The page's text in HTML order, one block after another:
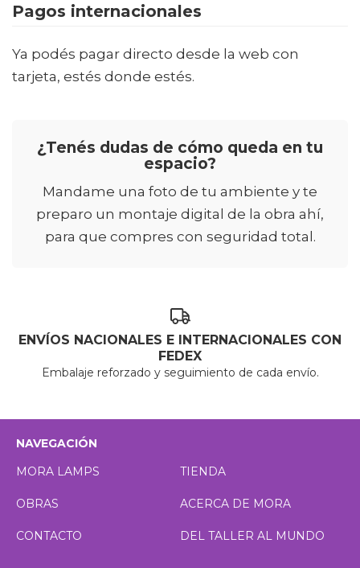
Pagos internacionales
Ya podés pagar directo desde la web con
tarjeta, estés donde estés.
¿Tenés dudas de cómo queda en tu
espacio?
Mandame una foto de tu ambiente y te
preparo un montaje digital de la obra ahí,
para que compres con seguridad total.
ENVÍOS NACIONALES E INTERNACIONALES CON
FEDEX
Embalaje reforzado y seguimiento de cada envío.
NAVEGACIÓN
MORA LAMPS
TIENDA
OBRAS ACERCA DE MORA
CONTACTO DEL TALLER AL MUNDO